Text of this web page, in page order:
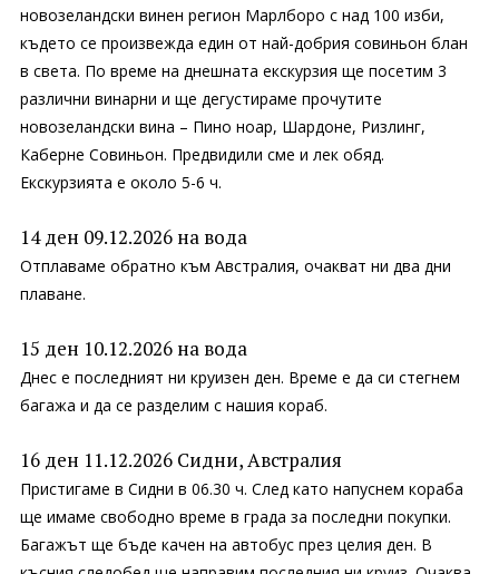
новозеландски винен регион Марлборо с над 100 изби,
където се произвежда един от най-добрия совиньон блан
в света. По време на днешната екскурзия ще посетим 3
различни винарни и ще дегустираме прочутите
новозеландски вина – Пино ноар, Шардоне, Ризлинг,
Каберне Совиньон. Предвидили сме и лек обяд.
Екскурзията е около 5-6 ч.
14 ден 09.12.2026 на вода
Отплаваме обратно към Австралия, очакват ни два дни
плаване.
15 ден 10.12.2026 на вода
Днес е последният ни круизен ден. Време е да си стегнем
багажа и да се разделим с нашия кораб.
16 ден 11.12.2026 Сидни, Австралия
Пристигаме в Сидни в 06.30 ч. След като напуснем кораба
ще имаме свободно време в града за последни покупки.
Багажът ще бъде качен на автобус през целия ден. В